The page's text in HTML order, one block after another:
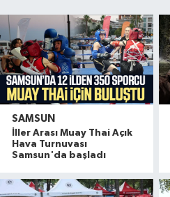
SAMSUN
İller Arası Muay Thai Açık
Hava Turnuvası
Samsun'da başladı